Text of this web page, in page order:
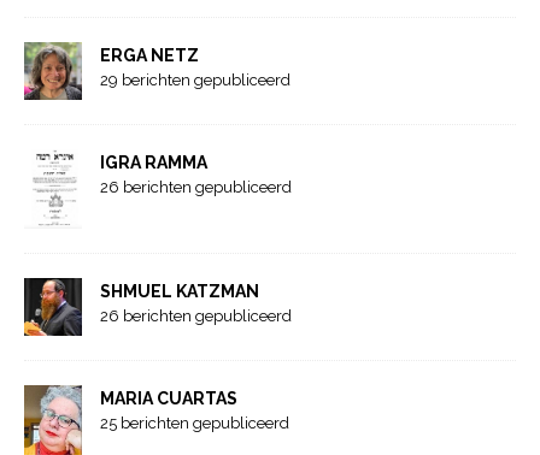
ERGA NETZ
29 berichten gepubliceerd
IGRA RAMMA
26 berichten gepubliceerd
SHMUEL KATZMAN
26 berichten gepubliceerd
MARIA CUARTAS
25 berichten gepubliceerd